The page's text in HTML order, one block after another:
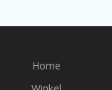
Home